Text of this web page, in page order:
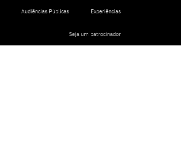
Audiências Públicas Experiências
Seja um patrocinador